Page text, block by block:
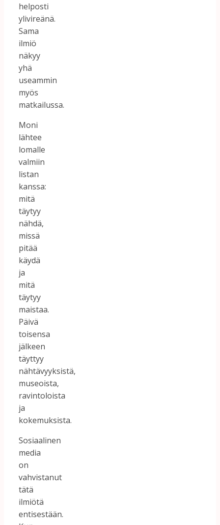
helposti
ylivireänä.
Sama
ilmiö
näkyy
yhä
useammin
myös
matkailussa.
Moni
lähtee
lomalle
valmiin
listan
kanssa:
mitä
täytyy
nähdä,
missä
pitää
käydä
ja
mitä
täytyy
maistaa.
Päivä
toisensa
jälkeen
täyttyy
nähtävyyksistä,
museoista,
ravintoloista
ja
kokemuksista.
Sosiaalinen
media
on
vahvistanut
tätä
ilmiötä
entisestään.